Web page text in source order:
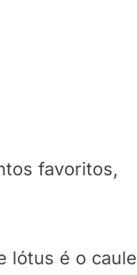
favoritos,
lótus é o caule